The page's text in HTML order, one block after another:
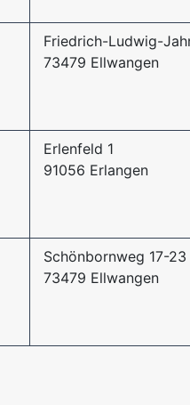
Friedrich-Ludwig-
73479 Ellwangen
Erlenfeld 1
91056 Erlangen
Schönbornweg 17-23
73479 Ellwangen